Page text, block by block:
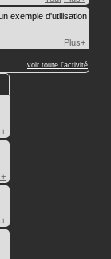
exemple d'utilisation
Plus+
voir toute l'activité